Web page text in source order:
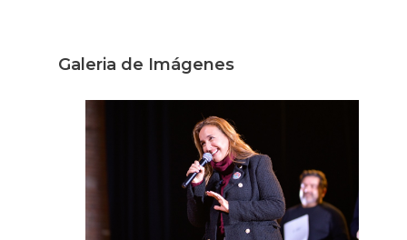
Galeria de Imágenes